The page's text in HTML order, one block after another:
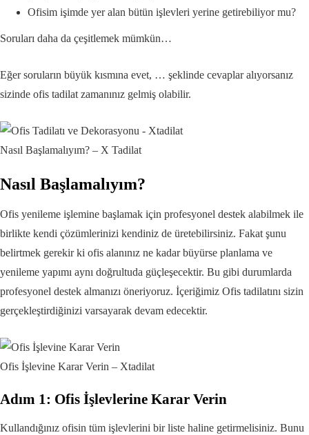
Ofisim işimde yer alan bütün işlevleri yerine getirebiliyor mu?
Soruları daha da çeşitlemek mümkün…
Eğer soruların büyük kısmına evet, … şeklinde cevaplar alıyorsanız
sizinde ofis tadilat zamanınız gelmiş olabilir.
Nasıl Başlamalıyım? – X Tadilat
Nasıl Başlamalıyım?
Ofis yenileme işlemine başlamak için profesyonel destek alabilmek ile
birlikte kendi çözümlerinizi kendiniz de üretebilirsiniz. Fakat şunu
belirtmek gerekir ki ofis alanınız ne kadar büyürse planlama ve
yenileme yapımı aynı doğrultuda güçleşecektir. Bu gibi durumlarda
profesyonel destek almanızı öneriyoruz. İçeriğimiz Ofis tadilatını sizin
gerçekleştirdiğinizi varsayarak devam edecektir.
Ofis İşlevine Karar Verin – Xtadilat
Adım 1: Ofis İşlevlerine Karar Verin
Kullandığınız ofisin tüm işlevlerini bir liste haline getirmelisiniz. Bunu